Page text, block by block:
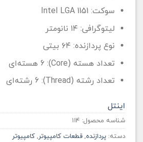
سوکت: Intel LGA 1151
لیتوگرافی: ۱۴ نانومتر
نوع پردازنده: ۶۴ بیتی
تعداد هسته (Core): 6 هسته‌ای
تعداد رشته (Thread): 6 رشته‌ای
اینتل
شناسه محصول: ۱۱۴
دسته: پردازنده, قطعات کامپیوتر, کامپیوتر